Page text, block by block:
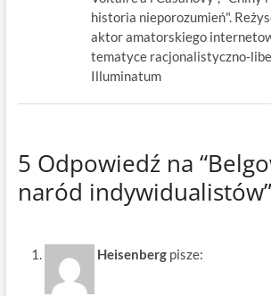
historia nieporozumień".
aktor amatorskiego
tematyce racjonalistyczno-
Illuminatum
5 Odpowiedź na
naród indywidualistów”
Heisenberg pisze: